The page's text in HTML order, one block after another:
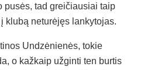
pusės, tad greičiausiai taip
klubą neturėjęs lankytojas.
Undzėnienės, tokie
o kažkaip užginti ten burtis